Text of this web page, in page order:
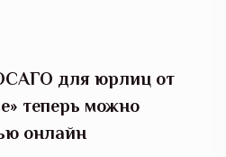
для юрлиц от
теперь можно
онлайн